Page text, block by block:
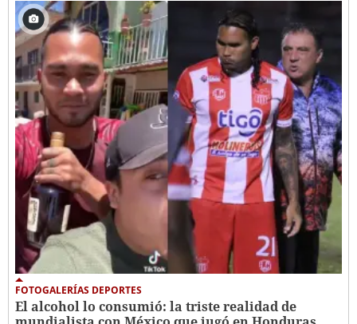
FOTOGALERÍAS DEPORTES
El alcohol lo consumió: la triste realidad de